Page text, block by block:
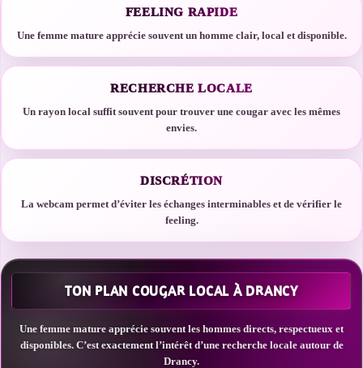
FEELING RAPIDE
Une femme mature apprécie souvent un homme clair, local et disponible.
RECHERCHE LOCALE
Un rayon local suffit souvent pour trouver une cougar avec les mêmes
envies.
DISCRÉTION
La webcam permet d’éviter les échanges interminables et de vérifier le
feeling.
TON PLAN COUGAR LOCAL À DRANCY
Une femme mature apprécie souvent les hommes directs, respectueux et
disponibles. C’est exactement l’intérêt d’une recherche locale autour de
Drancy.